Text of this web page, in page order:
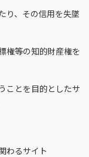
り、その信用を失墜
権等の知的財産権を
ことを目的としたサ
わるサイト